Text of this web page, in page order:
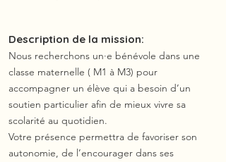
Description de la mission:
Nous recherchons un·e bénévole dans une
classe maternelle ( M1 à M3) pour
accompagner un élève qui a besoin d’un
soutien particulier afin de mieux vivre sa
scolarité au quotidien.
Votre présence permettra de favoriser son
autonomie, de l’encourager dans ses